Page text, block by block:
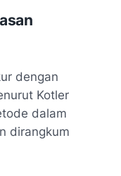
dengan
Kotler
dalam
dirangkum